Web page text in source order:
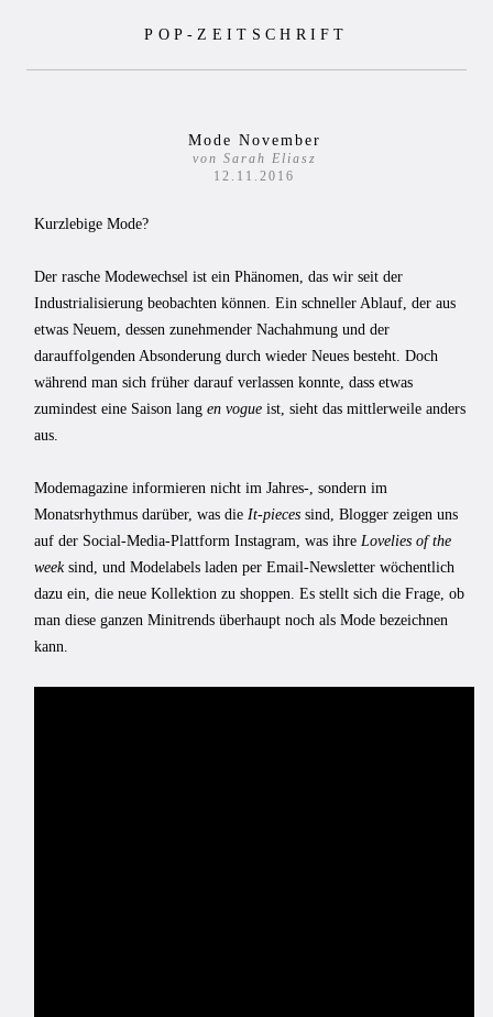
POP-ZEITSCHRIFT
Mode November
von Sarah Eliasz
12.11.2016
Kurzlebige Mode?
Der rasche Modewechsel ist ein Phänomen, das wir seit der
Industrialisierung beobachten können. Ein schneller Ablauf, der aus
etwas Neuem, dessen zunehmender Nachahmung und der
darauffolgenden Absonderung durch wieder Neues besteht. Doch
während man sich früher darauf verlassen konnte, dass etwas
zumindest eine Saison lang en vogue ist, sieht das mittlerweile anders
aus.
Modemagazine informieren nicht im Jahres-, sondern im
Monatsrhythmus darüber, was die It-pieces sind, Blogger zeigen uns
auf der Social-Media-Plattform Instagram, was ihre Lovelies of the
weeksind, und Modelabels laden per Email-Newsletter wöchentlich
dazu ein, die neue Kollektion zu shoppen. Es stellt sich die Frage, ob
man diese ganzen Minitrends überhaupt noch als Mode bezeichnen
kann.